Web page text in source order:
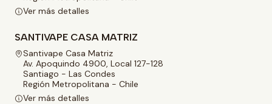
Ver más detalles
SANTIVAPE CASA MATRIZ
Santivape Casa Matriz
Av. Apoquindo 4900, Local 127-128
Santiago - Las Condes
Región Metropolitana - Chile
Ver más detalles